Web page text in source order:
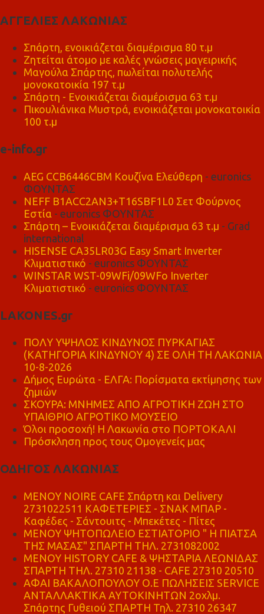
ΑΓΓΕΛΙΕΣ ΛΑΚΩΝΙΑΣ
Σπάρτη, ενοικιάζεται διαμέρισμα 80 τ.μ
Ζητείται άτομο με καλές γνώσεις μαγειρικής
Μαγούλα Σπάρτης, πωλείται πολυτελής
μονοκατοικία 197 τ.μ
Σπάρτη - Ενοικιάζεται διαμέρισμα 63 τ.μ
Πικουλιάνικα Μυστρά, ενοικιάζεται μονοκατοικία
100 τ.μ
e-info.gr
AEG CCB6446CBM Κουζίνα Ελεύθερη - euronics
ΦΟΥΝΤΑΣ
NEFF B1ACC2AN3+T16SBF1L0 Σετ Φούρνος
Εστία - euronics ΦΟΥΝΤΑΣ
Σπάρτη – Ενοικιάζεται διαμέρισμα 63 τ.μ - Grad
international
HISENSE CA35LR03G Easy Smart Inverter
Κλιματιστικό - euronics ΦΟΥΝΤΑΣ
WINSTAR WST-09WFi/09WFo Inverter
Κλιματιστικό - euronics ΦΟΥΝΤΑΣ
LAKONES.gr
ΠΟΛΥ ΥΨΗΛΟΣ ΚΙΝΔΥΝΟΣ ΠΥΡΚΑΓΙΑΣ
(ΚΑΤΗΓΟΡΙΑ ΚΙΝΔΥΝΟΥ 4) ΣΕ ΟΛΗ ΤΗ ΛΑΚΩΝΙΑ
10-8-2026
Δήμος Ευρώτα - ΕΛΓΑ: Πορίσματα εκτίμησης των
ζημιών
ΣΚΟΥΡΑ: ΜΝΗΜΕΣ ΑΠΟ ΑΓΡΟΤΙΚΗ ΖΩΗ ΣΤΟ
ΥΠΑΙΘΡΙΟ ΑΓΡΟΤΙΚΟ ΜΟΥΣΕΙΟ
Όλοι προσοχή! Η Λακωνία στο ΠΟΡΤΟΚΑΛΙ
Πρόσκληση προς τους Ομογενείς μας
ΟΔΗΓΟΣ ΛΑΚΩΝΙΑΣ
MENOY NOIRE CAFE Σπάρτη και Delivery
2731022511 ΚΑΦΕΤΕΡΙΕΣ - ΣΝΑΚ ΜΠΑΡ -
Καφέδες - Σάντουιτς - Μπεκέτες - Πίτες
ΜΕΝΟΥ ΨΗΤΟΠΩΛΕΙΟ ΕΣΤΙΑΤΟΡΙΟ " Η ΠΙΑΤΣΑ
ΤΗΣ ΜΑΣΑΣ" ΣΠΑΡΤΗ ΤΗΛ. 2731082002
ΜΕΝΟΥ HISTORY CAFE & ΨΗΣΤΑΡΙΑ ΛΕΩΝΙΔΑΣ
ΣΠΑΡΤΗ ΤΗΛ. 27310 21138 - CAFE 27310 20510
ΑΦΑΙ ΒΑΚΑΛΟΠΟΥΛΟΥ Ο.Ε ΠΩΛΗΣΕΙΣ SERVICE
ΑΝΤΑΛΛΑΚΤΙΚΑ ΑΥΤΟΚΙΝΗΤΩΝ 2οχλμ.
Σπάρτης Γυθειού ΣΠΑΡΤΗ Τηλ. 27310 26347